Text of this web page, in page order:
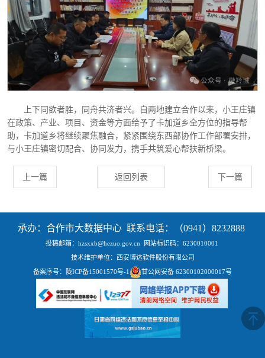
上下同欲者胜，同舟共济者兴。自两地建立合作以来，小王庄镇
在政策、产业、项目、资金等方面给予了卡加道乡全方位的指导帮
助，卡加道乡将继续聚焦融合，紧紧围绕东西部协作工作部署安排，
与小王庄镇密切配合、协同发力，携手共筑爱心帮扶新桥梁。
上一篇 返回列表 下一篇
承办：合作市大数据中心 联系电话：（0941）8232888
投稿邮箱：hzsxxb@hezuo.gov.cn
网站标识码：6230010001
技术维护单位：西安博达软件股份有限公司
备案序号：
陇ICP备15001570号-1 甘公网安备 62300102000017号